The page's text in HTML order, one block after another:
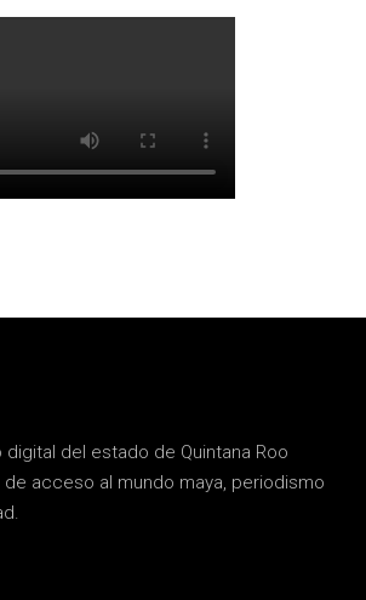
del estado de Quintana Roo
acceso al mundo maya, periodismo